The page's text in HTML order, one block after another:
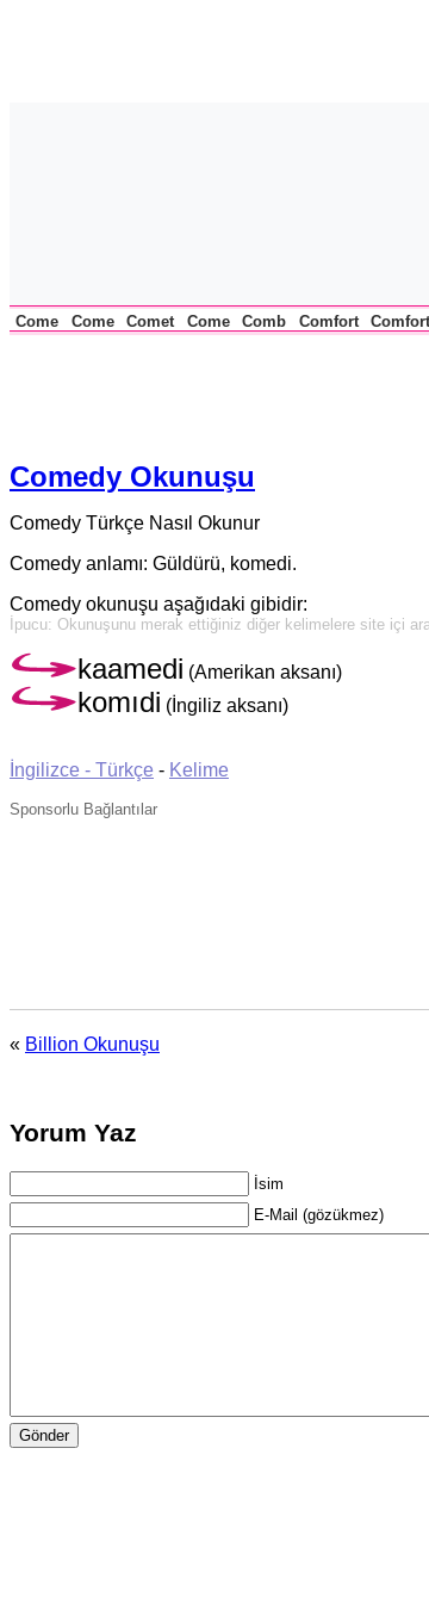
Come Come Comet Come Comb Comfort
Comedy Okunuşu
Comedy Türkçe Nasıl Okunur
Comedy anlamı: Güldürü, komedi.
Comedy okunuşu aşağıdaki gibidir:
İpucu: Okunuşunu merak ettiğiniz diğer kelimelere site içi
kaamedi (Amerikan aksanı)
komıdi (İngiliz aksanı)
İngilizce - Türkçe - Kelime
Sponsorlu Bağlantılar
« Billion Okunuşu
Yorum Yaz
İsim
E-Mail (gözükmez)